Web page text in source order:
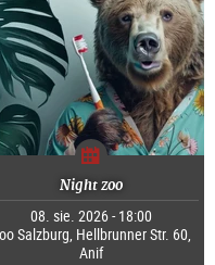
Night zoo
08. sie. 2026 - 18:00
Salzburg, Hellbrunner Str. 60,
Anif